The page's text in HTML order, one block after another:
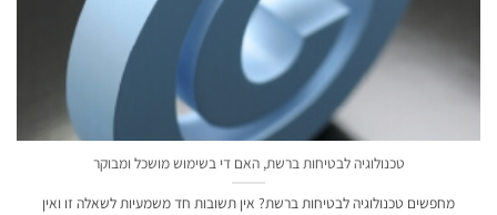
טכנולוגיה לבטיחות ברשת, האם די בשימוש מושכל ומבוקר
מחפשים טכנולוגיה לבטיחות ברשת? אין תשובות חד משמעיות לשאלה זו ואין